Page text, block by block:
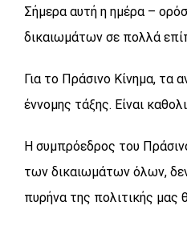
Σήμερα αυτή η ημέρα –
δικαιωμάτων σε πολλά
Για το Πράσινο Κίνημα, τα
έννομης τάξης. Είναι
Η συμπρόεδρος του
των δικαιωμάτων όλων, δεν
πυρήνα της πολιτικής μας